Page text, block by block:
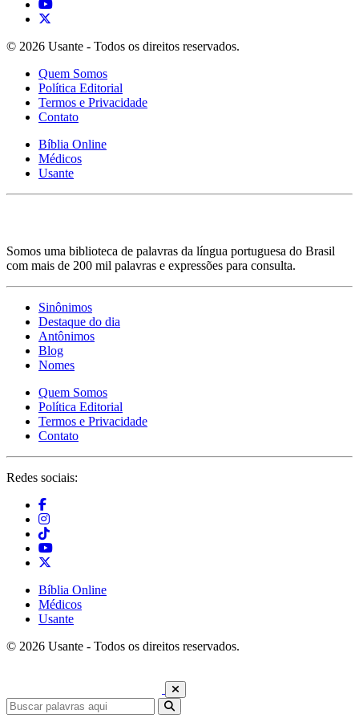
© 2026 Usante - Todos os direitos reservados.
Quem Somos
Política Editorial
Termos e Privacidade
Contato
Bíblia Online
Médicos
Usante
Somos uma biblioteca de palavras da língua portuguesa do Brasil
com mais de 200 mil palavras e expressões para consulta.
Sinônimos
Destaque do dia
Antônimos
Blog
Nomes
Quem Somos
Política Editorial
Termos e Privacidade
Contato
Redes sociais:
Bíblia Online
Médicos
Usante
© 2026 Usante - Todos os direitos reservados.